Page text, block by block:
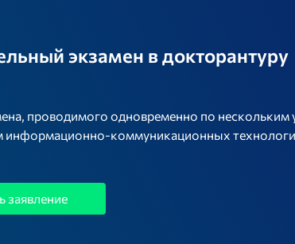
экзамен в докторантуру
проводимого одновременно по нескольким
информационно-коммуникационных
заявление